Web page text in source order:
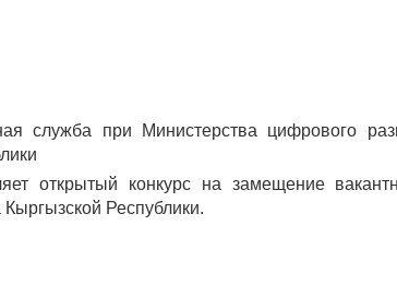
служба при Министерства цифрового
открытый конкурс на замещение
Кыргызской Республики.